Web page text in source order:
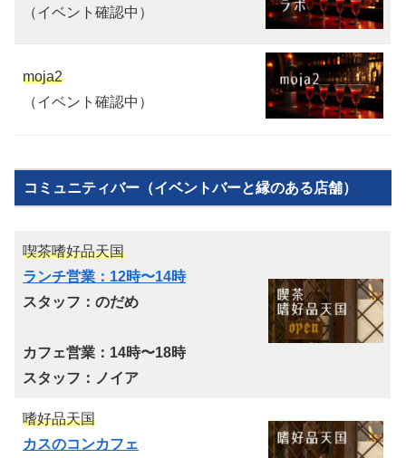
（イベント確認中）
moja2
（イベント確認中）
コミュニティバー（イベントバーと縁のある店舗）
喫茶嗜好品天国
ランチ営業：12時〜14時
スタッフ：のだめ
カフェ営業：14時〜18時
スタッフ：ノイア
嗜好品天国
カスのコンカフェ